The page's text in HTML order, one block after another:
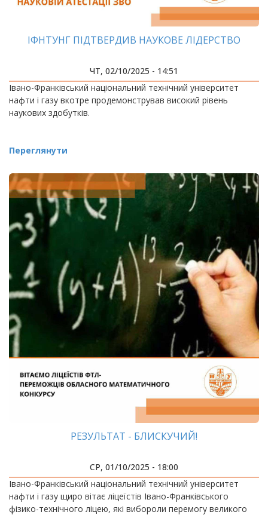
ІФНТУНГ ПІДТВЕРДИВ НАУКОВЕ ЛІДЕРСТВО
ЧТ, 02/10/2025 - 14:51
Івано-Франківський національний технічний університет
нафти і газу вкотре продемонстрував високий рівень
наукових здобутків.
Переглянути
РЕЗУЛЬТАТ - БЛИСКУЧИЙ!
СР, 01/10/2025 - 18:00
Івано-Франківський національний технічний університет
нафти і газу щиро вітає ліцеїстів Івано-Франківського
фізико-технічного ліцею, які вибороли перемогу великого